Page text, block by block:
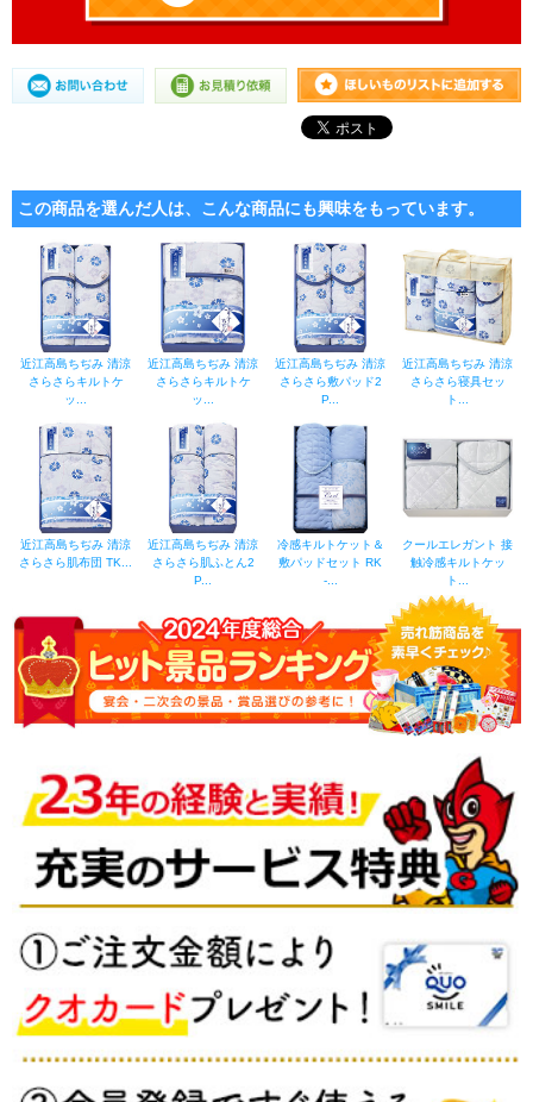
この商品を選んだ人は、こんな商品にも興味をもっています。
近江高島ちぢみ 清涼
さらさらキルトケ
ッ...
近江高島ちぢみ 清涼
さらさらキルトケ
ッ...
近江高島ちぢみ 清涼
さらさら敷パッド2
P...
近江高島ちぢみ 清涼
さらさら寝具セッ
ト...
近江高島ちぢみ 清涼
さらさら肌布団 TK...
近江高島ちぢみ 清涼
さらさら肌ふとん2
P...
冷感キルトケット＆
敷パッドセット RK
-...
クールエレガント 接
触冷感キルトケッ
ト...